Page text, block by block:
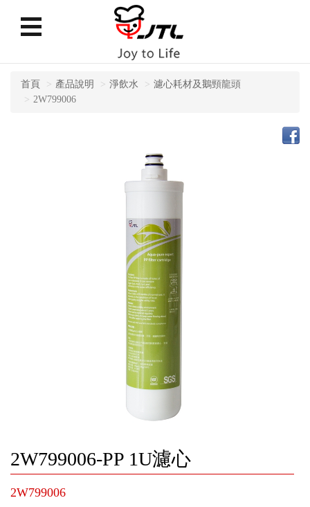
首頁 產品說明 淨飲水
濾心耗材及鵝頸龍頭
2W799006
2W799006-PP 1U濾心
2W799006